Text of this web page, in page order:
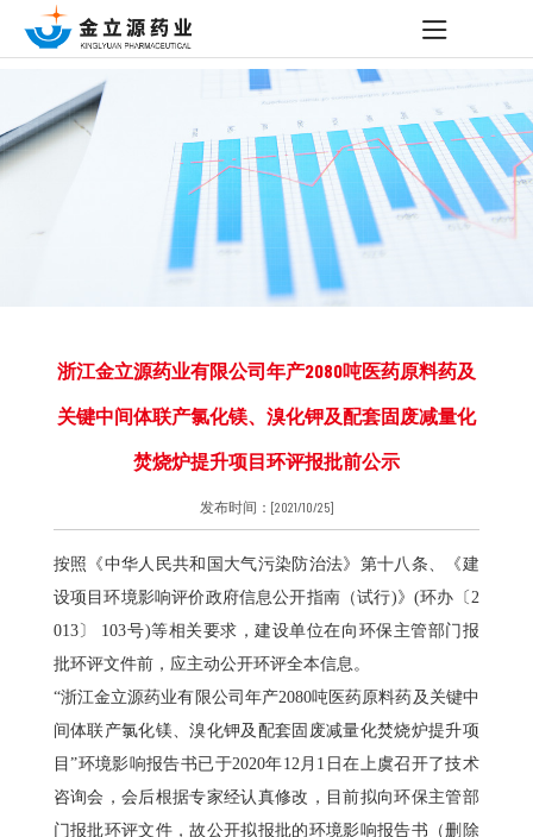
浙江金立源药业有限公司年产2080吨医药原料药及
关键中间体联产氯化镁、溴化钾及配套固废减量化
焚烧炉提升项目环评报批前公示
发布时间：[2021/10/25]
按照《中华人民共和国大气污染防治法》第十八条、《建
设项目环境影响评价政府信息公开指南（试行)》(环办〔2
013〕 103号)等相关要求，建设单位在向环保主管部门报
批环评文件前，应主动公开环评全本信息。
“浙江金立源药业有限公司年产2080吨医药原料药及关键中
间体联产氯化镁、溴化钾及配套固废减量化焚烧炉提升项
目”环境影响报告书已于2020年12月1日在上虞召开了技术
咨询会，会后根据专家经认真修改，目前拟向环保主管部
门报批环评文件，故公开拟报批的环境影响报告书（删除